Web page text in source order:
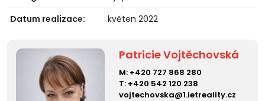
Datum realizace:
květen 2022
Patricie Vojtěchovská
M: +420 727 868 280
T: +420 542 120 238
vojtechovska@1.ietreality.cz